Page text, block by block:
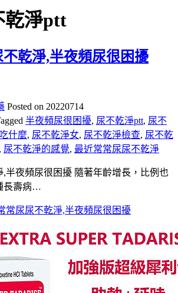
乾淨ptt
乾淨,半夜頻尿很困擾
Posted on 20220714
半夜頻尿很困擾, 尿不乾淨ptt, 尿不
什麼, 尿不乾淨女, 尿不乾淨檢查, 尿不乾
, 尿不乾淨的感覺, 最近常常尿尿不乾淨
,半夜頻尿很困擾 隨著年齡增長，比例也
長壽病…
常尿尿不乾淨,半夜頻尿很困擾